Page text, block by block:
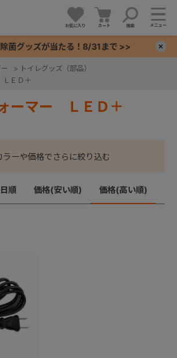
お気に入り カート 検索 メニュー
菌グッズが当たる！8/31まで >>
> トイレグッズ（部品）
ＥＤ＋
ーマー ＬＥＤ＋
ラーや価格でさらに絞り込む
順 価格(安い順) 価格(高い順)